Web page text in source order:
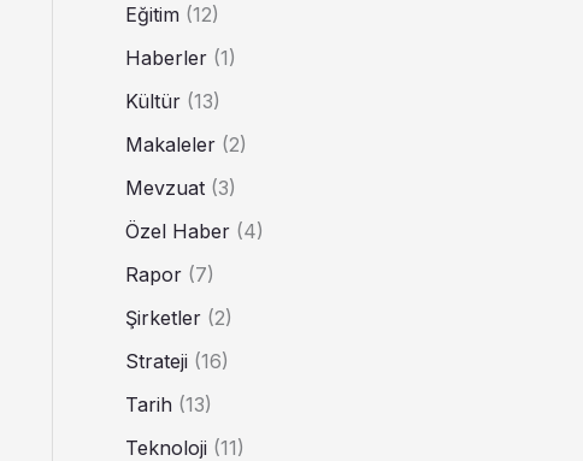
Eğitim (12)
Haberler (1)
Kültür (13)
Makaleler (2)
Mevzuat (3)
Özel Haber (4)
Rapor (7)
Şirketler (2)
Strateji (16)
Tarih (13)
Teknoloji (11)